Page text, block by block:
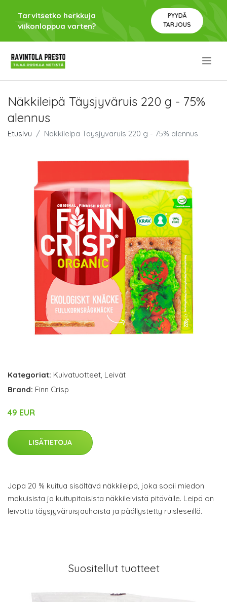
Tarvitsetko herkkuja
viikonloppua varten?
PYYDÄ
TARJOUS
Näkkileipä Täysjyväruis 220 g - 75%
alennus
Etusivu Näkkileipä Täysjyväruis 220 g - 75% alennus
Kategoriat: Kuivatuotteet, Leivät
Brand: Finn Crisp
49 EUR
LISÄTIETOJA
Jopa 20 % kuitua sisältävä näkkileipä, joka sopii miedon
makuisista ja kuitupitoisista näkkileivistä pitävälle. Leipä on
leivottu täysjyväruisjauhoista ja päällystetty ruisleseillä.
Suositellut tuotteet